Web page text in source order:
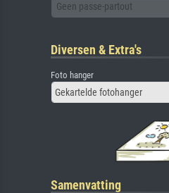
Geen passe-partout
Diversen & Extra's
Foto hanger
Gekartelde fotohanger
Samenvatting